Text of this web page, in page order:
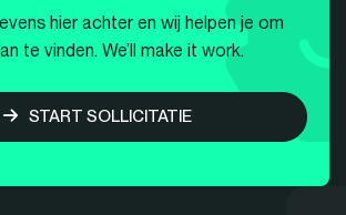
hier achter en wij helpen je om
te vinden. We’ll make it work.
START SOLLICITATIE